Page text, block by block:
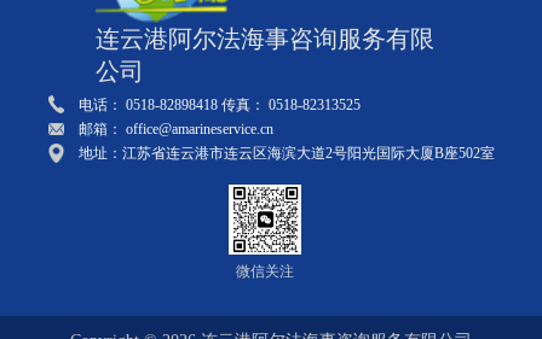
连云港阿尔法海事咨询服务有限
公司
电话： 0518-82898418 传真： 0518-82313525
邮箱： office@amarineservice.cn
地址：江苏省连云港市连云区海滨大道2号阳光国际大厦B座502室
微信关注